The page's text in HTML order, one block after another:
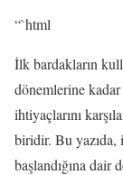
“`html
İlk bardakların
dönemlerine kadar
ihtiyaçlarını
biridir. Bu yazıda,
başlandığına dair